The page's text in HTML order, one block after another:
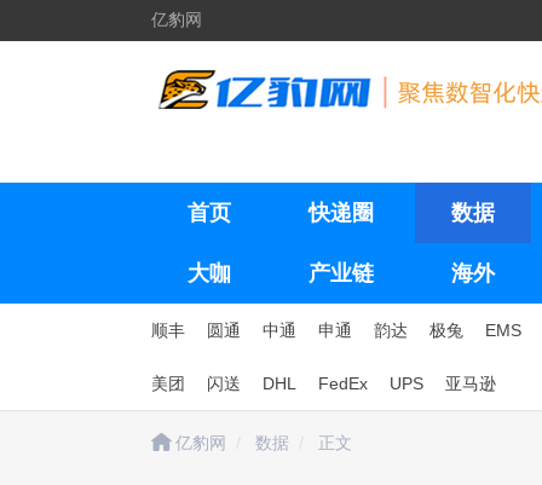
亿豹网
首页 快递圈 数据
大咖 产业链 海外
顺丰 圆通 中通 申通 韵达 极兔 EMS
美团 闪送 DHL FedEx UPS 亚马逊
亿豹网 数据 正文